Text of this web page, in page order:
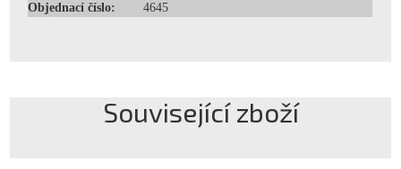
Objednací číslo:
4645
Související zboží